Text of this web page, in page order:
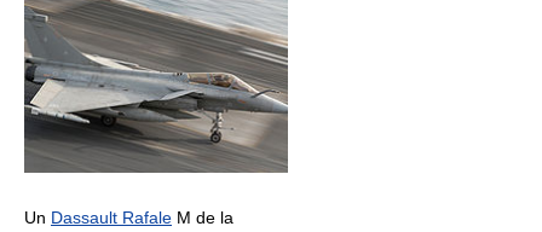
Un Dassault Rafale M de la